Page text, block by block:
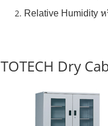
Relative Humidity
TOTECH Dry